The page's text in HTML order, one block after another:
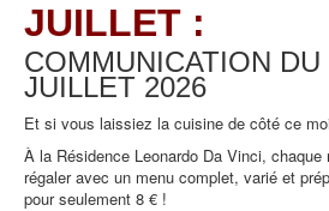
Accueil
Nos établissements
Nos services
Notre Structure
Bénévolat
JUILLET :
COMMUNICATION
JUILLET 2026
Et si vous laissiez la cuisine de côté ce
À la Résidence Leonardo Da Vinci,
régaler avec un menu complet, varié et
pour seulement 8 € !